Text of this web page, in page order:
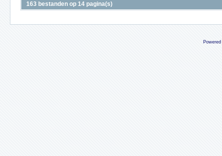
163 bestanden op 14 pagina(s)